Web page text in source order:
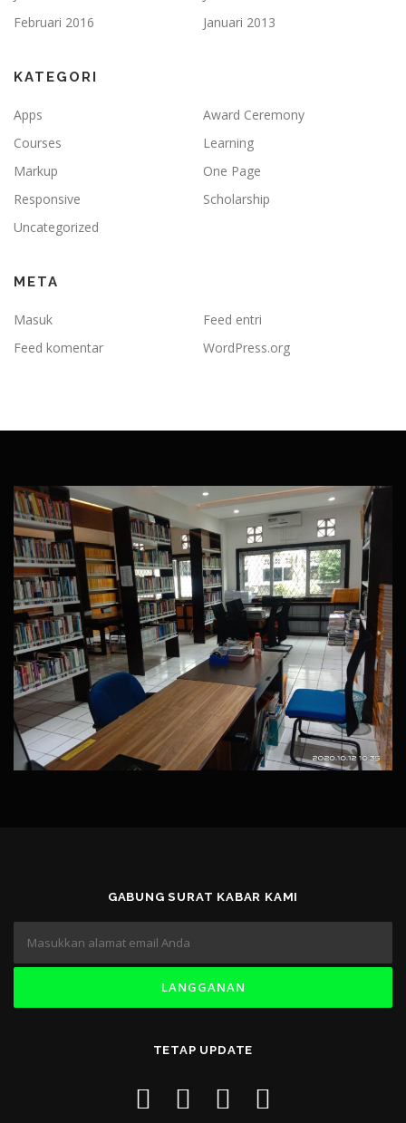
Februari 2016
Januari 2013
KATEGORI
Apps
Award Ceremony
Courses
Learning
Markup
One Page
Responsive
Scholarship
Uncategorized
META
Masuk
Feed entri
Feed komentar
WordPress.org
GABUNG SURAT KABAR KAMI
TETAP UPDATE